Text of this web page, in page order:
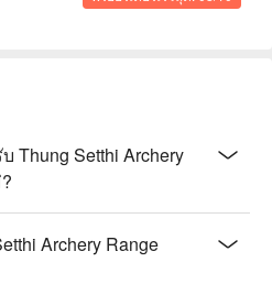
Thung Setthi Archery
Archery Range